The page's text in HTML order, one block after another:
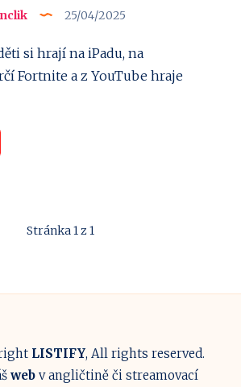
25/04/2025
si hrají na iPadu, na
Fortnite a z YouTube hraje
Stránka 1 z 1
LISTIFY, All rights reserved.
webv angličtině či streamovací